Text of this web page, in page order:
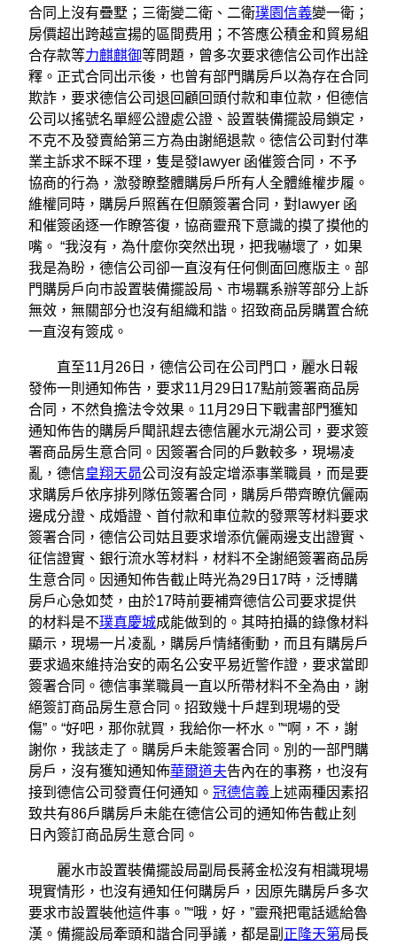
合同上沒有疊墅；三衛變二衛、二衛璞園信義變一衛；
房價超出跨越宣揚的區間费用；不答應公積金和貿易組
合存款等力麒麒御等問題，曾多次要求德信公司作出詮
釋。正式合同出示後，也曾有部門購房戶以為存在合同
欺詐，要求德信公司退回顧回頭付款和車位款，但德信
公司以搖號名單經公證處公證、設置裝備擺設局鎖定，
不克不及發賣給第三方為由謝絕退款。徳信公司對付準
業主訴求不睬不理，隻是發lawyer 函催簽合同，不予
協商的行為，激發瞭整體購房戶所有人全體維權步履。
維權同時，購房戶照舊在但願簽署合同，對lawyer 函
和催簽函逐一作瞭答復，協商靈飛下意識的摸了摸他的
嘴。 “我沒有，為什麼你突然出現，把我嚇壞了，如果
我是為盼，德信公司卻一直沒有任何側面回應版主。部
門購房戶向市設置裝備擺設局、市場羈系辦等部分上訴
無效，無關部分也沒有組織和諧。招致商品房購置合統
一直沒有簽成。
直至11月26日，德信公司在公司門口，麗水日報
發佈一則通知佈告，要求11月29日17點前簽署商品房
合同，不然負擔法令效果。11月29日下戰書部門獲知
通知佈告的購房戶聞訊趕去德信麗水元湖公司，要求簽
署商品房生意合同。因簽署合同的戶數較多，現場凌
亂，德信皇翔天昴公司沒有設定增添事業職員，而是要
求購房戶依序排列隊伍簽署合同，購房戶帶齊瞭伉儷兩
邊成分證、成婚證、首付款和車位款的發票等材料要求
簽署合同，德信公司姑且要求增添伉儷兩邊支出證實、
征信證實、銀行流水等材料，材料不全謝絕簽署商品房
生意合同。因通知佈告截止時光為29日17時，泛博購
房戶心急如焚，由於17時前要補齊德信公司要求提供
的材料是不璞真慶城成能做到的。其時拍攝的錄像材料
顯示，現場一片凌亂，購房戶情緒衝動，而且有購房戶
要求過來維持治安的兩名公安平易近警作證，要求當即
簽署合同。德信事業職員一直以所帶材料不全為由，謝
絕簽訂商品房生意合同。招致幾十戶趕到現場的受
傷”。“好吧，那你就買，我給你一杯水。”“啊，不，謝
謝你，我該走了。購房戶未能簽署合同。別的一部門購
房戶，沒有獲知通知佈華爾道夫告內在的事務，也沒有
接到德信公司發賣任何通知。 冠德信義 上述兩種因素招
致共有86戶購房戶未能在德信公司的通知佈告截止刻
日內簽訂商品房生意合同。
麗水市設置裝備擺設局副局長蔣金松沒有相識現場
現實情形，也沒有通知任何購房戶，因原先購房戶多次
要求市設置裝他這件事。”“哦，好，”靈飛把電話遞給魯
漢。備擺設局牽頭和諧合同爭議，都是副 正隆天第局長